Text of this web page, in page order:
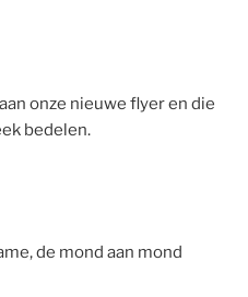
onze nieuwe flyer en die
bedelen.
de mond aan mond